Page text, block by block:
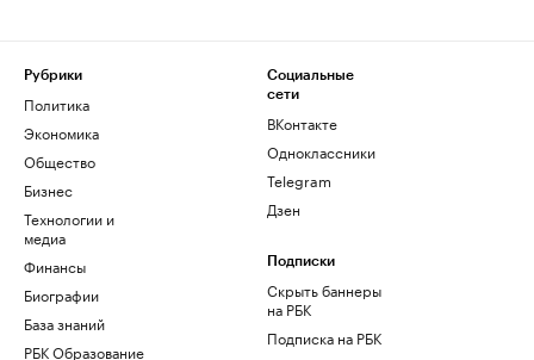
Рубрики
Политика
Экономика
Общество
Бизнес
Технологии и
медиа
Финансы
Биографии
База знаний
РБК Образование
Социальные
сети
ВКонтакте
Одноклассники
Telegram
Дзен
Подписки
Скрыть баннеры
на РБК
Подписка на РБК